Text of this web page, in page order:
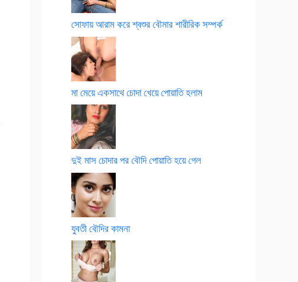
সোফায় আরাম করে শ্বশুর বৌমার শারীরিক সম্পর্ক
মা মেয়ে একসাথে চোদা খেয়ে পোয়াতি হলাম
দুই মাস চোদার পর বৌদি পোয়াতি হয়ে গেল
যুবতী বৌদির কামনা